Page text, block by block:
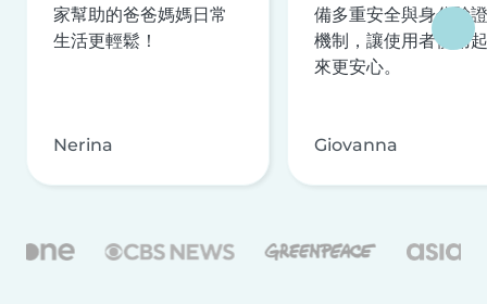
家幫助的爸爸媽媽日常
生活更輕鬆！
Nerina
備多重安全與身分驗證
機制，讓使用者使用起
來更安心。
Giovanna